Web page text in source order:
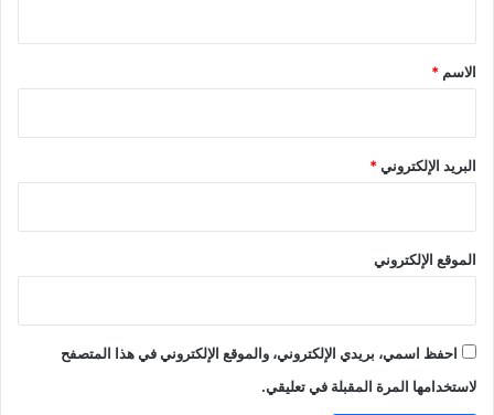
*
الاسم *
البريد الإلكتروني*
الموقع الإلكتروني
احفظ اسمي، بريدي الإلكتروني، والموقع الإلكتروني في هذا المتصفح
لاستخدامها المرة المقبلة في تعليقي.